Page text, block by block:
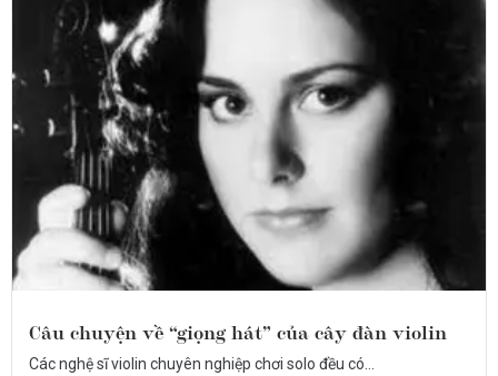
Câu chuyện về “giọng hát” của cây đàn violin
Các nghệ sĩ violin chuyên nghiệp chơi solo đều có...